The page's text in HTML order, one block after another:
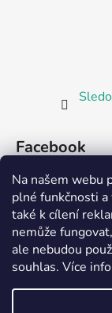
Na našem webu
plné funkčnosti
také k cílení
nemůže
ale nebudou
souhlas. Více
Facebook